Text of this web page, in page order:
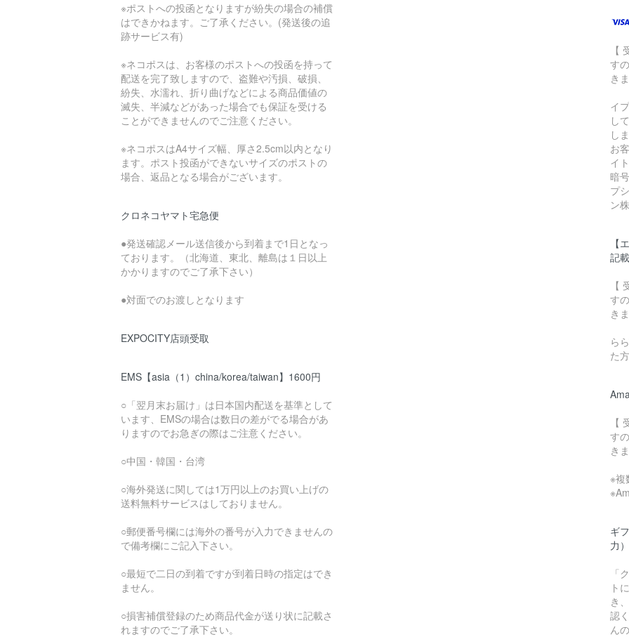
※ポストへの投函となりますが紛失の場合の補償
はできかねます。ご了承ください。(発送後の追
跡サービス有)
※ネコポスは、お客様のポストへの投函を持って
配送を完了致しますので、盗難や汚損、破損、
紛失、水濡れ、折り曲げなどによる商品価値の
滅失、半減などがあった場合でも保証を受ける
ことができませんのでご注意ください。
※ネコポスはA4サイズ幅、厚さ2.5cm以内となり
ます。ポスト投函ができないサイズのポストの
場合、返品となる場合がございます。
クロネコヤマト宅急便
●発送確認メール送信後から到着まで1日となっ
ております。（北海道、東北、離島は１日以上
かかりますのでご了承下さい）
●対面でのお渡しとなります
EXPOCITY店頭受取
EMS【asia（1）china/korea/taiwan】1600円
○「翌月末お届け」は日本国内配送を基準として
います、EMSの場合は数日の差がでる場合があ
りますのでお急ぎの際はご注意ください。
○中国・韓国・台湾
○海外発送に関しては1万円以上のお買い上げの
送料無料サービスはしておりません。
○郵便番号欄には海外の番号が入力できませんの
で備考欄にご記入下さい。
○最短で二日の到着ですが到着日時の指定はでき
ません。
○損害補償登録のため商品代金が送り状に記載さ
れますのでご了承下さい。
【
す
き
イ
し
し
お
イ
暗
プ
ン
【
記
【
す
き
ら
た
【
す
き
※複
ギ
力）
「
ト
き
認
ん